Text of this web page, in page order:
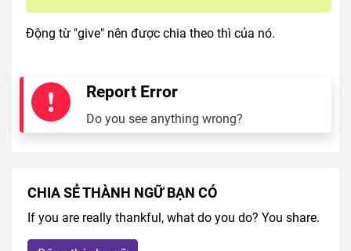
Động từ "give" nên được chia theo thì của nó.
Report Error
Do you see anything wrong?
CHIA SẺ THÀNH NGỮ BẠN CÓ
If you are really thankful, what do you do? You share.